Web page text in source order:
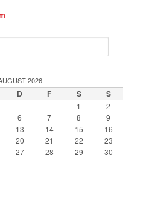
2026
D F S S
1
2
6 7 8
9
13 14 15
16
20 21 22
23
27 28 29
30